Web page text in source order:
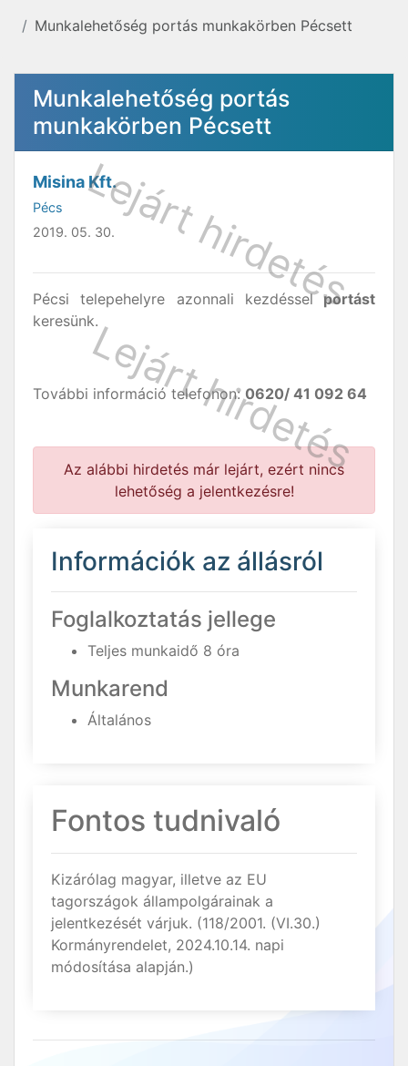
Munkalehetőség portás munkakörben Pécsett
Munkalehetőség portás
munkakörben Pécsett
Misina Kft.
Pécs
2019. 05. 30.
Pécsi telepehelyre azonnali kezdésselportást
keresünk.
További információ telefonon:0620/ 41 092 64
Az alábbi hirdetés már lejárt, ezért nincs
lehetőség a jelentkezésre!
Információk az állásról
Foglalkoztatás jellege
Teljes munkaidő 8 óra
Munkarend
Általános
Fontos tudnivaló
Kizárólag magyar, illetve az EU
tagországok állampolgárainak a
jelentkezését várjuk. (118/2001. (VI.30.)
Kormányrendelet, 2024.10.14. napi
módosítása alapján.)